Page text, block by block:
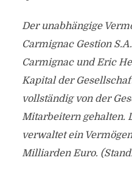
Der unabhängige
Carmignac Gestion
Carmignac und Eric
Kapital der
vollständig von der
Mitarbeitern gehalten.
verwaltet ein
Milliarden Euro.